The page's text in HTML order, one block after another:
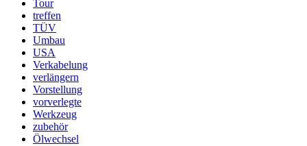
Tour
treffen
TÜV
Umbau
USA
Verkabelung
verlängern
Vorstellung
vorverlegte
Werkzeug
zubehör
Ölwechsel